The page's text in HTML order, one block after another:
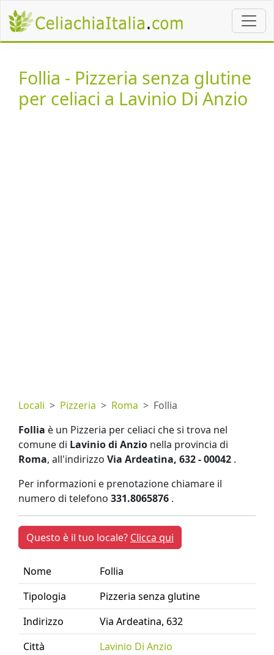
Follia - Pizzeria senza glutine
per celiaci a Lavinio Di Anzio
Locali Pizzeria Roma
Follia
Follia è un Pizzeria per celiaci che si trova nel
comune di Lavinio di Anzio nella provincia di
Roma, all'indirizzo Via Ardeatina, 632 - 00042 .
Per informazioni e prenotazione chiamare il
numero di telefono 331.8065876 .
Questo è il tuo locale? Clicca qui
Nome
Follia
Tipologia
Pizzeria senza glutine
Indirizzo
Via Ardeatina, 632
Città
Lavinio Di Anzio